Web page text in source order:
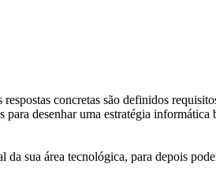
concretas são definidos
desenhar uma estratégia informática
sua área tecnológica, para depois